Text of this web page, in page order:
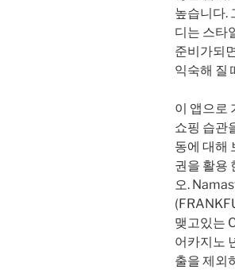
높습니다.
디는 스타
준비가되
익숙해 질
이 앱으로
쇼핑 습관
동에 대해
권을 활용
오.
맺고있는
어카지노
출을 제외